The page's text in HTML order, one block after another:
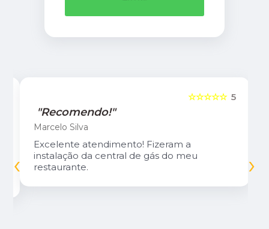
5
☆☆☆☆☆
"Recomendo!"
Marcelo Silva
Excelente atendimento! Fizeram a
instalação da central de gás do meu
restaurante.
‹ ›